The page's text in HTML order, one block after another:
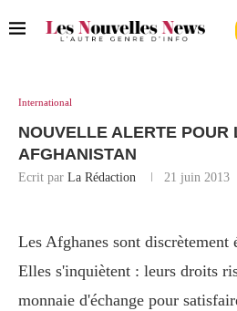
International
NOUVELLE ALERTE POUR
AFGHANISTAN
Ecrit par La Rédaction 21 juin 2013
Les Afghanes sont discrètement
Elles s'inquiètent : leurs droits
monnaie d'échange pour